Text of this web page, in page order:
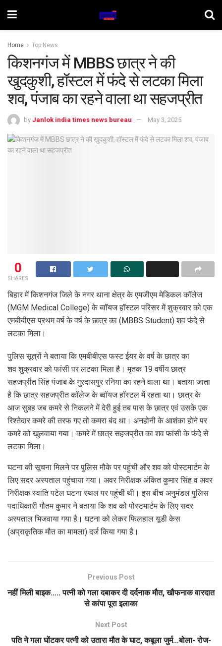
Home Top News
किशनगंज में MBBS छात्र ने की
खुदकुशी, हॉस्टल में फंदे से लटका मिला
शव, पंजाब का रहने वाला था सहजप्रीत
by Janlok india times news bureau May 3, 2025
0
SHARES
बिहार में किशनगंज जिले के नगर थाना क्षेत्र के एमजीएम मेडिकल कॉलेज
(MGM Medical College) के ब्वॉयज हॉस्टल परिसर में शुक्रवार को एक
एमबीबीएस प्रथम वर्ष के वर्ष के छात्र का (MBBS Student) शव फंदे से
लटका मिला।
पुलिस सूत्रों ने बताया कि एमबीबीएस फस्ट ईयर के वर्ष के छात्र का
शव शुक्रवार को फांसी पर लटका मिला है। मृतक 19 वर्षीय छात्र
सहजप्रीत सिंह पंजाब के गुरदासपुर रनिया का रहने वाला था। बताया जाता
है कि छात्र सहजप्रीत कॉलेज के ब्वॉयज हॉस्टल में रहता था। छात्र के
आज सुबह जब कमरे से निकलने में देरी हुई तब पास के छात्र एवं उसके एक
रिश्तेदार कमरे की तरफ गए तो कमरा बंद था। अनहोनी के आशंका होने पर
कमरे को खुलवाया गया। कमरे में छात्र सहजप्रीत का शव फांसी के फंदे से
लटका मिला।
घटना की सूचना मिलने पर पुलिस मौके पर पहुंची और शव को पोस्टमार्टम के
लिए सदर अस्पताल पहुंचाया गया। अवर निरीक्षक अंकित कुमार सिंह व अवर
निरीक्षक स्वाति पटेल घटना स्थल पर पहुंची थी। इस बीच अनुमंडल पुलिस
पदाधिकारी गौतम कुमार ने बताया कि शव को पोस्टमार्टम के लिए सदर
अस्पताल भिजवाया गया है। घटना को लेकर फिलहाल यूडी केस
(अप्राकृतिक मौत का मामला) दर्ज किया गया है।
Previous Post
नहीं मिली बाइक….. पत्नी को गला दबाकर दी दर्दनाक मौत, खौफनाक वारदात
से कांपा पूरा इलाका
Next Post
पति ने गला घोंटकर पत्नी को उतारा मौत के घाट, कबूला जुर्म…बोला- रोज-